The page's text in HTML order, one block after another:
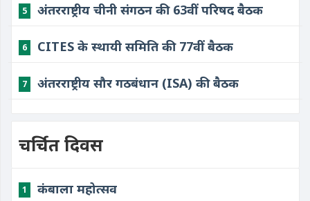
5 अंतरराष्ट्रीय चीनी संगठन की 63वीं परिषद बैठक
6 CITES के स्थायी समिति की 77वीं बैठक
7 अंतरराष्ट्रीय सौर गठबंधान (ISA) की बैठक
चर्चित दिवस
1 कंबाला महोत्सव